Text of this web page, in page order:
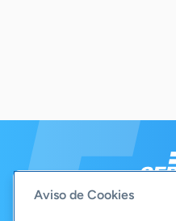
Aviso de Cookies